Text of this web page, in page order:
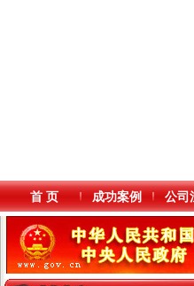
首 页 成功案例 公司